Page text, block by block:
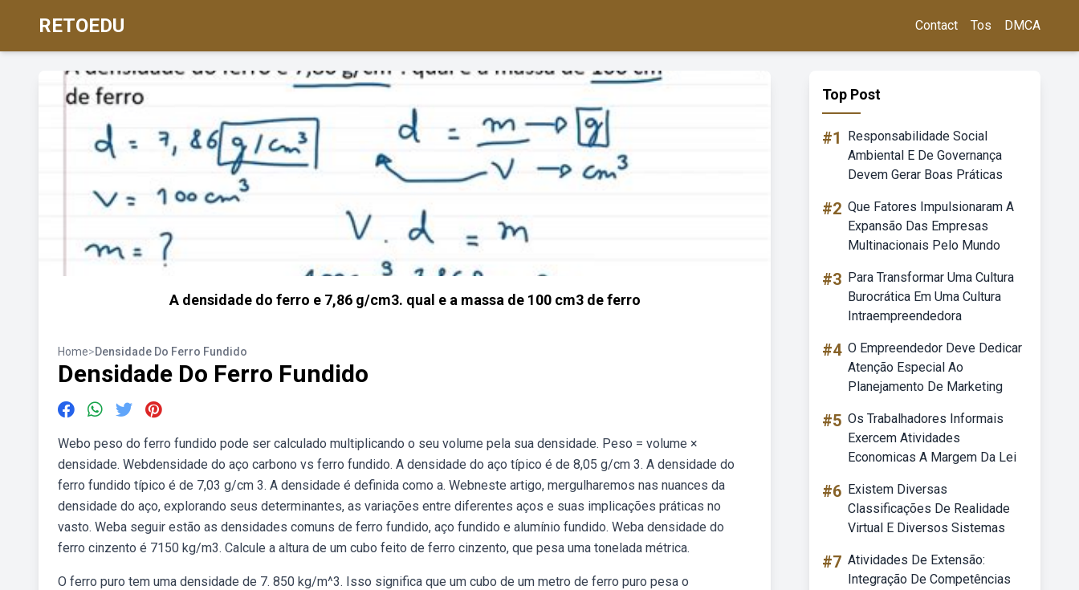
RETOEDU Contact Tos DMCA
A densidade do ferro e 7,86 g/cm3. qual e a massa de 100 cm3 de ferro
Home>Densidade Do Ferro Fundido
Densidade Do Ferro Fundido
Webo peso do ferro fundido pode ser calculado multiplicando o seu volume pela sua densidade. Peso = volume ×
densidade. Webdensidade do aço carbono vs ferro fundido. A densidade do aço típico é de 8,05 g/cm 3. A densidade do
ferro fundido típico é de 7,03 g/cm 3. A densidade é definida como a. Webneste artigo, mergulharemos nas nuances da
densidade do aço, explorando seus determinantes, as variações entre diferentes aços e suas implicações práticas no
vasto. Weba seguir estão as densidades comuns de ferro fundido, aço fundido e alumínio fundido. Weba densidade do
ferro cinzento é 7150 kg/m3. Calcule a altura de um cubo feito de ferro cinzento, que pesa uma tonelada métrica.
O ferro puro tem uma densidade de 7. 850 kg/m^3. Isso significa que um cubo de um metro de ferro puro pesa o
Top Post
#1
Responsabilidade Social
Ambiental E De Governança
Devem Gerar Boas Práticas
#2 Que Fatores Impulsionaram A
Expansão Das Empresas
Multinacionais Pelo Mundo
#3 Para Transformar Uma Cultura
Burocrática Em Uma Cultura
Intraempreendedora
#4 O Empreendedor Deve Dedicar
Atenção Especial Ao
Planejamento De Marketing
#5 Os Trabalhadores Informais
Exercem Atividades
Economicas A Margem Da Lei
#6 Existem Diversas
Classificações De Realidade
Virtual E Diversos Sistemas
#7 Atividades De Extensão:
Integração De Competências